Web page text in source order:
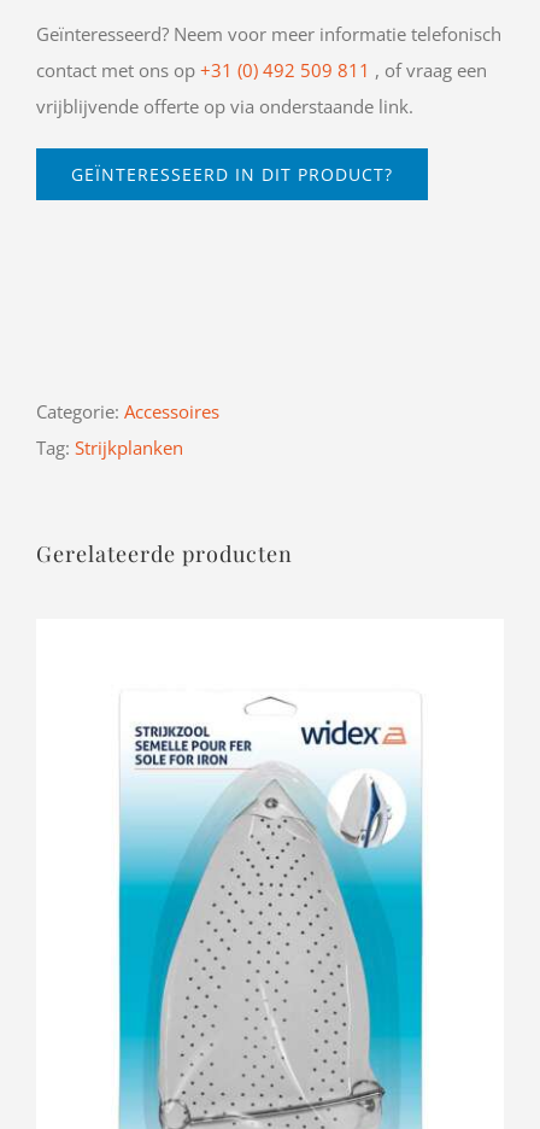
Geïnteresseerd? Neem voor meer informatie telefonisch
contact met ons op +31 (0) 492 509 811 , of vraag een
vrijblijvende offerte op via onderstaande link.
GEÏNTERESSEERD IN DIT PRODUCT?
Categorie: Accessoires
Tag: Strijkplanken
Gerelateerde producten